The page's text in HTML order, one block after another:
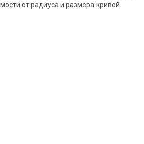
от радиуса и размера кривой.